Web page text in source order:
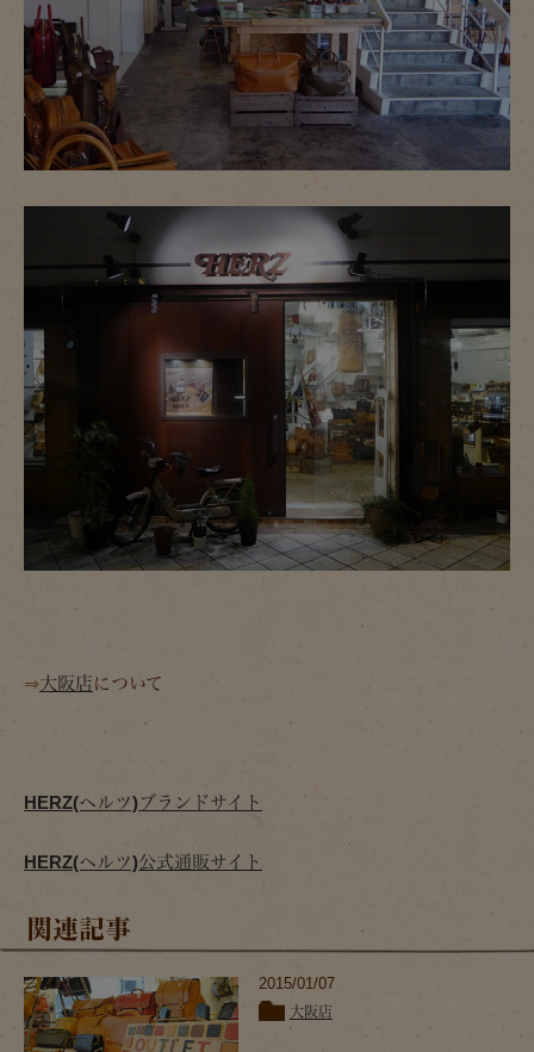
⇒大阪店について
HERZ(ヘルツ)ブランドサイト
HERZ(ヘルツ)公式通販サイト
関連記事
2015/01/07
大阪店